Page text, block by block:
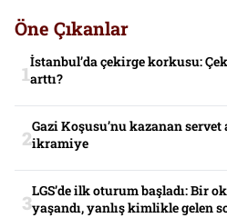
Öne Çıkanlar
İstanbul’da çekirge korkusu:
arttı?
Gazi Koşusu’nu kazanan servet
ikramiye
LGS’de ilk oturum başladı: Bir
yaşandı, yanlış kimlikle gelen